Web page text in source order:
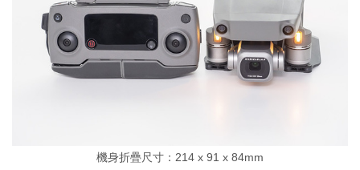
機身折疊尺寸：214 x 91 x 84mm